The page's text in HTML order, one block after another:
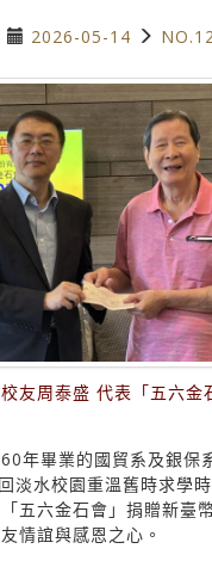
2026-05-14
友周泰盛 代表「五六金
60年畢業的國貿系及銀保
淡水校園重溫舊時求學
五六金石會」捐贈新臺
情誼與感恩之心。